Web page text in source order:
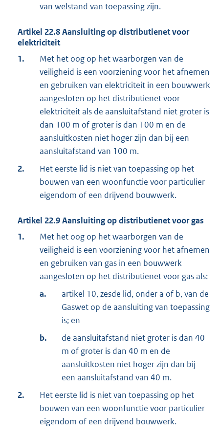
van welstand van toepassing zijn.
Artikel 22.8Aansluiting op distributienet voor
elektriciteit
1.
Met het oog op het waarborgen van de
veiligheid is een voorziening voor het afnemen
en gebruiken van elektriciteit in een bouwwerk
aangesloten op het distributienet voor
elektriciteit als de aansluitafstand niet groter is
dan 100 m of groter is dan 100 m en de
aansluitkosten niet hoger zijn dan bij een
aansluitafstand van 100 m.
2.
Het eerste lid is niet van toepassing op het
bouwen van een woonfunctie voor particulier
eigendom of een drijvend bouwwerk.
Artikel 22.9Aansluiting op distributienet voor gas
1.
Met het oog op het waarborgen van de
veiligheid is een voorziening voor het afnemen
en gebruiken van gas in een bouwwerk
aangesloten op het distributienet voor gas als:
a.
artikel 10, zesde lid, onder a of b, van de
Gaswet op de aansluiting van toepassing
is; en
b.
de aansluitafstand niet groter is dan 40
m of groter is dan 40 m en de
aansluitkosten niet hoger zijn dan bij
een aansluitafstand van 40 m.
2.
Het eerste lid is niet van toepassing op het
bouwen van een woonfunctie voor particulier
eigendom of een drijvend bouwwerk.